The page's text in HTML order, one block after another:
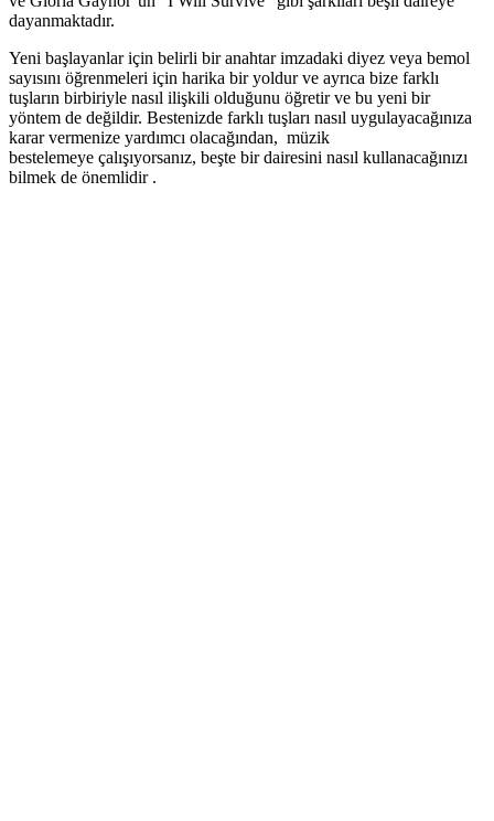
dayanmaktadır.
Yeni başlayanlar için belirli bir anahtar imzadaki diyez veya bemol
sayısını öğrenmeleri için harika bir yoldur ve ayrıca bize farklı
tuşların birbiriyle nasıl ilişkili olduğunu öğretir ve bu yeni bir
yöntem de değildir. Bestenizde farklı tuşları nasıl uygulayacağınıza
karar vermenize yardımcı olacağından, müzik
bestelemeye çalışıyorsanız, beşte bir dairesini nasıl kullanacağınızı
bilmek de önemlidir .